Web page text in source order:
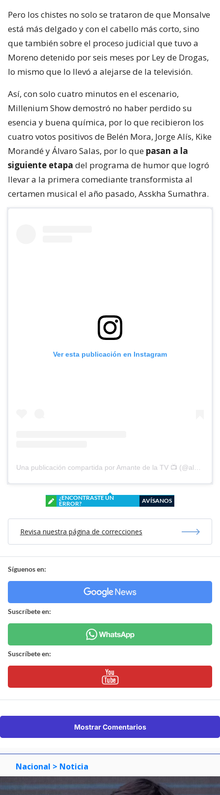
Pero los chistes no solo se trataron de que Monsalve
está más delgado y con el cabello más corto, sino
que también sobre el proceso judicial que tuvo a
Moreno detenido por seis meses por Ley de Drogas,
lo mismo que lo llevó a alejarse de la televisión.
Así, con solo cuatro minutos en el escenario,
Millenium Show demostró no haber perdido su
esencia y buena química, por lo que recibieron los
cuatro votos positivos de Belén Mora, Jorge Alís, Kike
Morandé y Álvaro Salas, por lo que pasan a la
siguiente etapa del programa de humor que logró
llevar a la primera comediante transformista al
certamen musical el año pasado, Asskha Sumathra.
Ver esta publicación en Instagram
¿ENCONTRASTE UN
ERROR?
AVÍSANOS
Revisa nuestra página de correcciones
Síguenos en:
Suscríbete en:
Suscríbete en:
Mostrar Comentarios
Nacional > Noticia